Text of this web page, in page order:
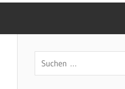
Suchen
nach: